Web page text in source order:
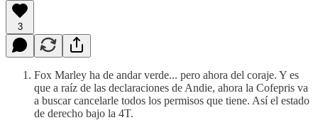
3
Fox Marley ha de andar verde... pero ahora del coraje. Y es
que a raíz de las declaraciones de Andie, ahora la Cofepris va
a buscar cancelarle todos los permisos que tiene. Así el estado
de derecho bajo la 4T.